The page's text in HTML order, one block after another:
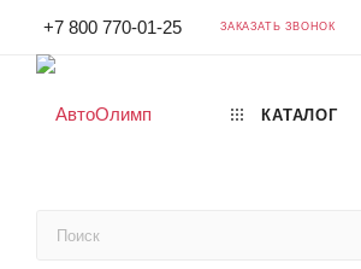
+7 800 770-01-25 ЗАКАЗАТЬ ЗВОНОК
КАТАЛОГ